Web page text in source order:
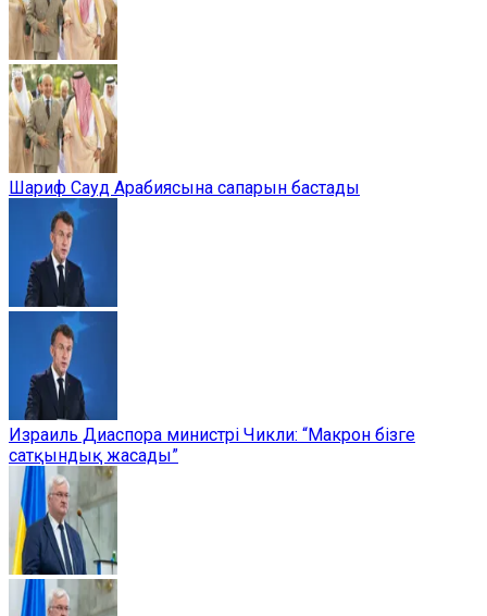
Шариф Сауд Арабиясына сапарын бастады
Израиль Диаспора министрі Чикли: “Макрон бізге
сатқындық жасады”